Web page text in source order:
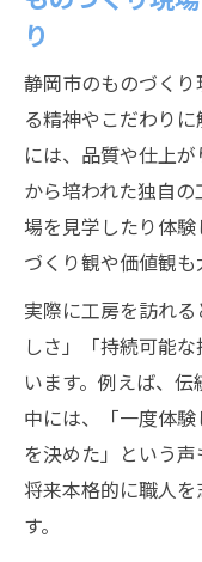
り
静岡市のものづく
る精神やこだわり
には、品質や仕上
から培われた独自
場を見学したり体
づくり観や価値観も
実際に工房を訪れ
しさ」「持続可能
います。例えば、
中には、「一度体
を決めた」という声
将来本格的に職人
す。